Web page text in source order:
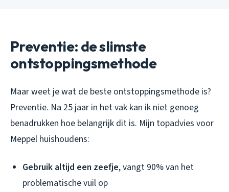
Preventie: de slimste
ontstoppingsmethode
Maar weet je wat de beste ontstoppingsmethode is?
Preventie. Na 25 jaar in het vak kan ik niet genoeg
benadrukken hoe belangrijk dit is. Mijn topadvies voor
Meppel huishoudens:
Gebruik altijd een zeefje, vangt 90% van het
problematische vuil op